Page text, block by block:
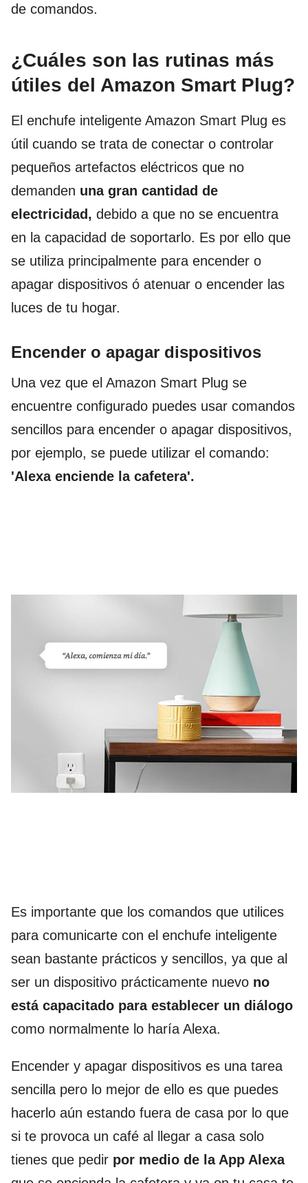
de comandos.
¿Cuáles son las rutinas más
útiles del Amazon Smart Plug?
El enchufe inteligente Amazon Smart Plug es
útil cuando se trata de conectar o controlar
pequeños artefactos eléctricos que no
demanden una gran cantidad de
electricidad, debido a que no se encuentra
en la capacidad de soportarlo. Es por ello que
se utiliza principalmente para encender o
apagar dispositivos ó atenuar o encender las
luces de tu hogar.
Encender o apagar dispositivos
Una vez que el Amazon Smart Plug se
encuentre configurado puedes usar comandos
sencillos para encender o apagar dispositivos,
por ejemplo, se puede utilizar el comando:
'Alexa enciende la cafetera'.
Es importante que los comandos que utilices
para comunicarte con el enchufe inteligente
sean bastante prácticos y sencillos, ya que al
ser un dispositivo prácticamente nuevo no
está capacitado para establecer un diálogo
como normalmente lo haría Alexa.
Encender y apagar dispositivos es una tarea
sencilla pero lo mejor de ello es que puedes
hacerlo aún estando fuera de casa por lo que
si te provoca un café al llegar a casa solo
tienes que pedir por medio de la App Alexa